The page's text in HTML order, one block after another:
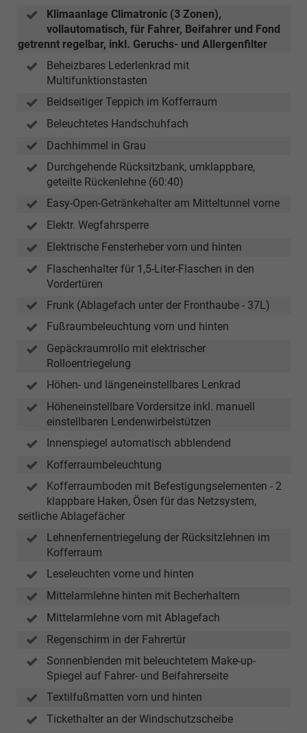
Klimaanlage Climatronic (3 Zonen),
vollautomatisch, für Fahrer, Beifahrer und Fond
getrennt regelbar, inkl. Geruchs- und Allergenfilter
Beheizbares Lederlenkrad mit
Multifunktionstasten
Beidseitiger Teppich im Kofferraum
Beleuchtetes Handschuhfach
Dachhimmel in Grau
Durchgehende Rücksitzbank, umklappbare,
geteilte Rückenlehne (60:40)
Easy-Open-Getränkehalter am Mitteltunnel vorne
Elektr. Wegfahrsperre
Elektrische Fensterheber vorn und hinten
Flaschenhalter für 1,5-Liter-Flaschen in den
Vordertüren
Frunk (Ablagefach unter der Fronthaube - 37L)
Fußraumbeleuchtung vorn und hinten
Gepäckraumrollo mit elektrischer
Rolloentriegelung
Höhen- und längeneinstellbares Lenkrad
Höheneinstellbare Vordersitze inkl. manuell
einstellbaren Lendenwirbelstützen
Innenspiegel automatisch abblendend
Kofferraumbeleuchtung
Kofferraumboden mit Befestigungselementen - 2
klappbare Haken, Ösen für das Netzsystem,
seitliche Ablagefächer
Lehnenfernentriegelung der Rücksitzlehnen im
Kofferraum
Leseleuchten vorne und hinten
Mittelarmlehne hinten mit Becherhaltern
Mittelarmlehne vorn mit Ablagefach
Regenschirm in der Fahrertür
Sonnenblenden mit beleuchtetem Make-up-
Spiegel auf Fahrer- und Beifahrerseite
Textilfußmatten vorn und hinten
Tickethalter an der Windschutzscheibe